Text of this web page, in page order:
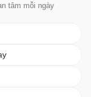
tâm mỗi ngày